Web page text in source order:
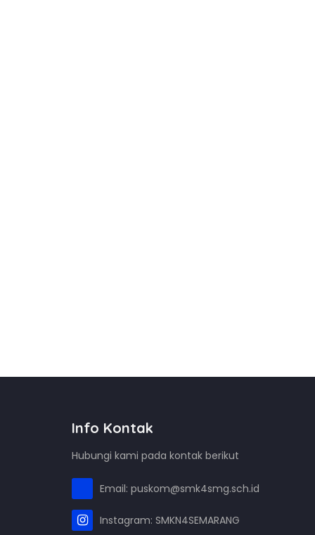
Info Kontak
Hubungi kami pada kontak berikut
Email: puskom@smk4smg.sch.id
Instagram: SMKN4SEMARANG